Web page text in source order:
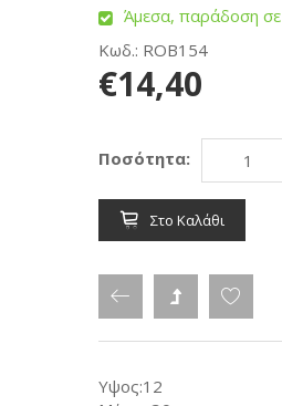
Άμεσα, παράδοση
Κωδ.: ROB154
€14,40
Ποσότητα:
Στο Καλάθι
Υψος:12